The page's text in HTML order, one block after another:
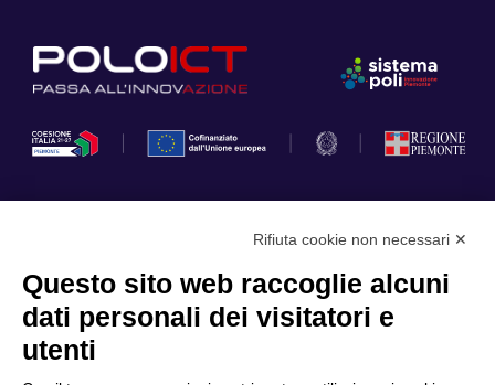
Cookie Policy
Scopri il Polo
Rifiuta cookie non necessari ✕
Questo sito web raccoglie alcuni
dati personali dei visitatori e
utenti